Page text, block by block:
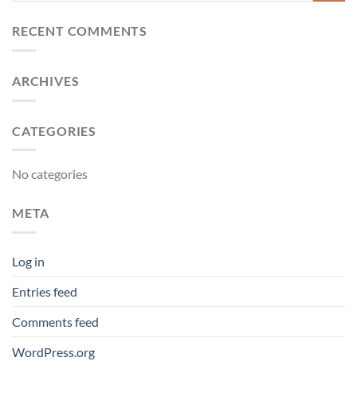
RECENT COMMENTS
ARCHIVES
CATEGORIES
No categories
META
Log in
Entries feed
Comments feed
WordPress.org